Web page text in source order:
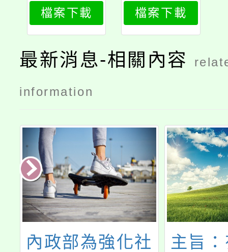
檔案下載 檔案下載
最新消息-相關內容
information
內政部為強化社
主旨